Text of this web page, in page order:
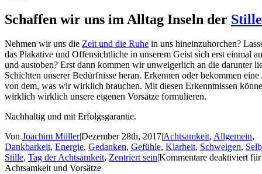
Schaffen wir uns im Alltag Inseln der Stille
Nehmen wir uns die Zeit und die Ruhe in uns hineinzuhorchen?
das Plakative und Offensichtliche in unserem Geist sich erst einmal
und austoben? Erst dann kommen wir unweigerlich an die darunter
Schichten unserer Bedürfnisse heran. Erkennen oder bekommen
von dem, was wir wirklich brauchen. Mit diesen Erkenntnissen
wirklich wirklich unsere eigenen Vorsätze formulieren.
Nachhaltig und mit Erfolgsgarantie.
Von Joachim Müller|Dezember 28th, 2017|Achtsamkeit, Allgemein,
Dankbarkeit, Energie, Gedanken, Gefühle, Klarheit, Schweigen,
Stille, Tag der Achtsamkeit, Zentriert sein|Kommentare deaktiviertfür
Achtsamkeit und Vorsätze